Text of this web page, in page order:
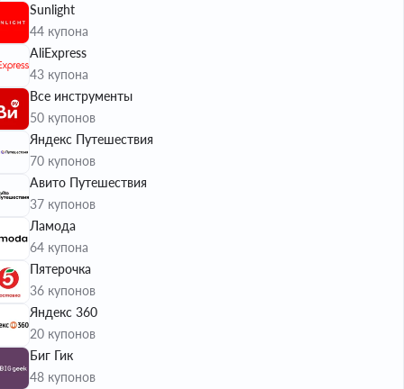
Sunlight
44 купона
AliExpress
43 купона
Все инструменты
50 купонов
Яндекс Путешествия
70 купонов
Авито Путешествия
37 купонов
Ламода
64 купона
Пятерочка
36 купонов
Яндекс 360
20 купонов
Биг Гик
48 купонов